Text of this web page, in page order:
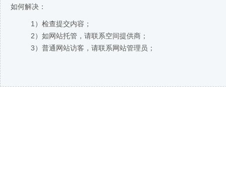
如何解决：
1）检查提交内容；
2）如网站托管，请联系空间提供商；
3）普通网站访客，请联系网站管理员；